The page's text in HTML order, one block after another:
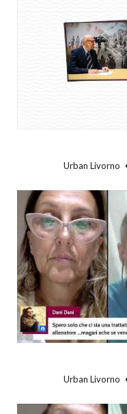
Urban Livorno
Urban Livorno